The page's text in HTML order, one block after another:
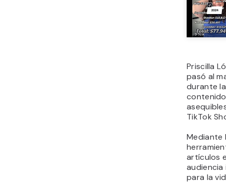
Priscilla
pasó al
durante
TikTok
Mediante
artículos
audiencia
para la